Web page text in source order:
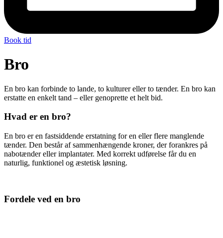
Book tid
Bro
En bro kan forbinde to lande, to kulturer eller to tænder. En bro kan
erstatte en enkelt tand – eller genoprette et helt bid.
Hvad er en bro?
En bro er en fastsiddende erstatning for en eller flere manglende
tænder. Den består af sammenhængende kroner, der forankres på
nabotænder eller implantater. Med korrekt udførelse får du en
naturlig, funktionel og æstetisk løsning.
Fordele ved en bro